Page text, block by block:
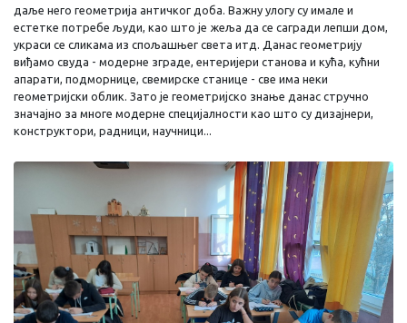
даље него геометрија античког доба. Важну улогу су имале и
естетке потребе људи, као што је жеља да се сагради лепши дом,
украси се сликама из спољашњег света итд. Данас геометрију
виђамо свуда - модерне зграде, ентеријери станова и кућа, кућни
апарати, подморнице, свемирске станице - све има неки
геометријски облик. Зато је геометријско знање данас стручно
значајно за многе модерне специјалности као што су дизајнери,
конструктори, радници, научници...